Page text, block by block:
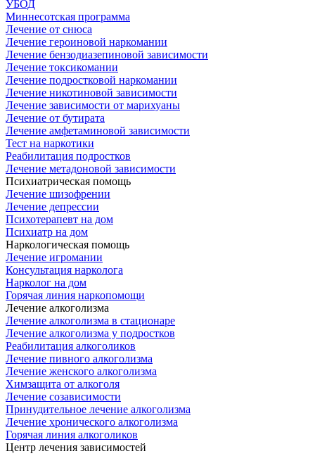
УБОД
Миннесотская программа
Лечение от снюса
Лечение героиновой наркомании
Лечение бензодиазепиновой зависимости
Лечение токсикомании
Лечение подростковой наркомании
Лечение никотиновой зависимости
Лечение зависимости от марихуаны
Лечение от бутирата
Лечение амфетаминовой зависимости
Тест на наркотики
Реабилитация подростков
Лечение метадоновой зависимости
Психиатрическая помощь
Лечение шизофрении
Лечение депрессии
Психотерапевт на дом
Психиатр на дом
Наркологическая помощь
Лечение игромании
Консультация нарколога
Нарколог на дом
Горячая линия наркопомощи
Лечение алкоголизма
Лечение алкоголизма в стационаре
Лечение алкоголизма у подростков
Реабилитация алкоголиков
Лечение пивного алкоголизма
Лечение женского алкоголизма
Химзащита от алкоголя
Лечение созависимости
Принудительное лечение алкоголизма
Лечение хронического алкоголизма
Горячая линия алкоголиков
Центр лечения зависимостей